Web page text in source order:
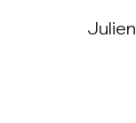
Julien